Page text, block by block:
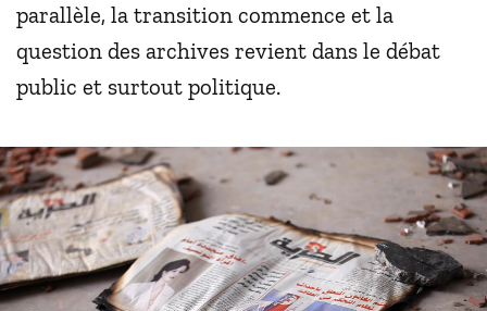
parallèle, la transition commence et la
question des archives revient dans le débat
public et surtout politique.